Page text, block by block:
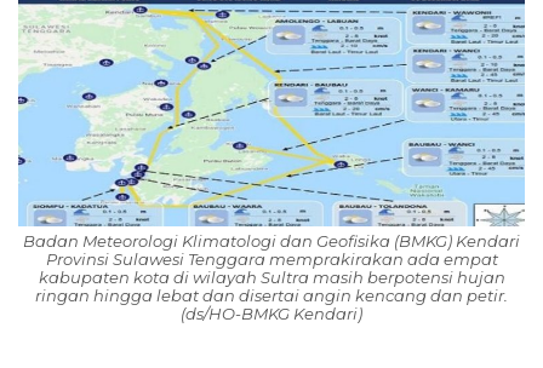
Badan Meteorologi Klimatologi dan Geofisika (BMKG) Kendari
Provinsi Sulawesi Tenggara memprakirakan ada empat
kabupaten kota di wilayah Sultra masih berpotensi hujan
ringan hingga lebat dan disertai angin kencang dan petir.
(ds/HO-BMKG Kendari)